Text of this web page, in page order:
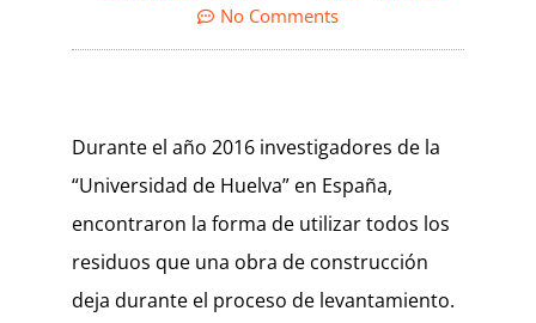
No Comments
Durante el año 2016 investigadores de la
“Universidad de Huelva” en España,
encontraron la forma de utilizar todos los
residuos que una obra de construcción
deja durante el proceso de levantamiento.